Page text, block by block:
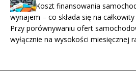
Koszt finansowania
wynajem – co składa się na
Przy porównywaniu ofert
wyłącznie na wysokości miesięcznej